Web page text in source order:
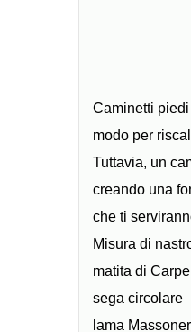
Caminetti
modo per
Tuttavia, un
creando una
che ti
Misura di
matita di
sega circolare
lama